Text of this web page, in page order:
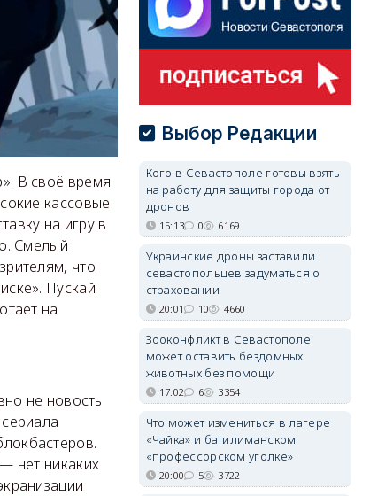
В своё время
кассовые
на игру в
Смелый
что
Пускай
на
не новость
нет никаких
Выбор Редакции
Кого в Севастополе готовы взять
на работу для защиты города от
дронов
15:13 0 6169
Украинские дроны заставили
севастопольцев задуматься о
страховании
20:01 10 4660
Зооконфликт в Севастополе
может оставить бездомных
животных без помощи
17:02 6 3354
Что может измениться в лагере
«Чайка» и батилиманском
«профессорском уголке»
20:00 5 3722